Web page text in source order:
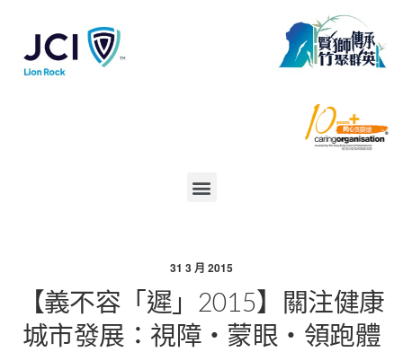
31 3 月 2015
【義不容「遲」2015】關注健康
城市發展：視障‧蒙眼‧領跑體